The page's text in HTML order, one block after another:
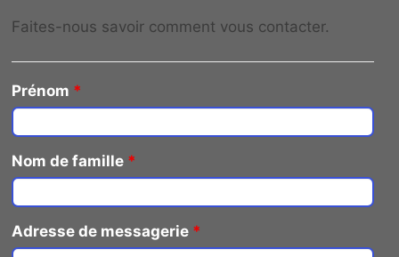
Faites-nous savoir comment vous contacter.
Prénom *
Nom de famille *
Adresse de messagerie *